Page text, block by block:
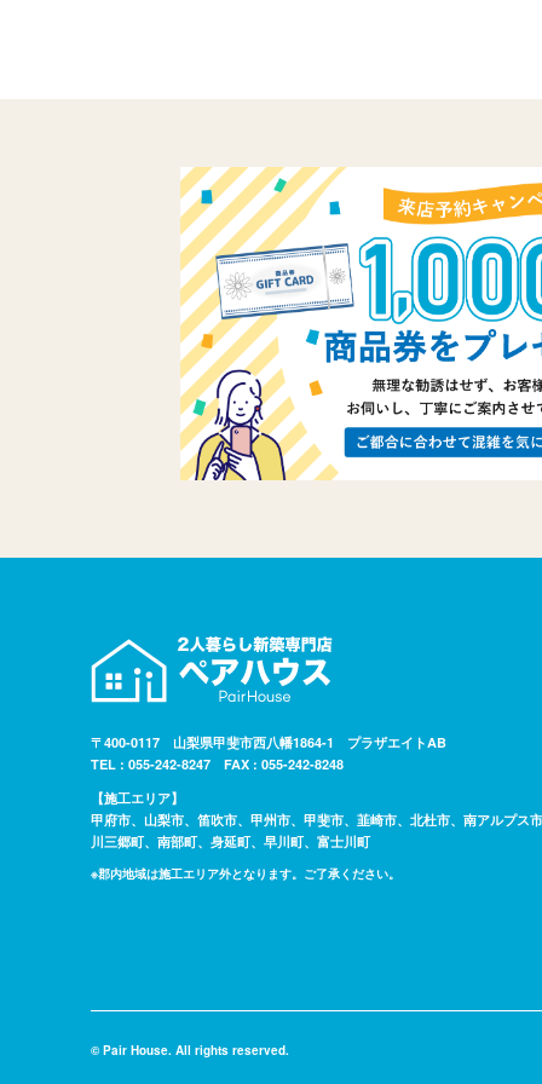
〒400-0117 山梨県甲斐市西八幡1864-1 プラザエイトAB
TEL : 055-242-8247 FAX : 055-242-8248
【施工エリア】
甲府市、山梨市、笛吹市、甲州市、甲斐市、韮崎市、北杜市、南アルプス
川三郷町、南部町、身延町、早川町、富士川町
※郡内地域は施工エリア外となります。ご了承ください。
© Pair House. All rights reserved.